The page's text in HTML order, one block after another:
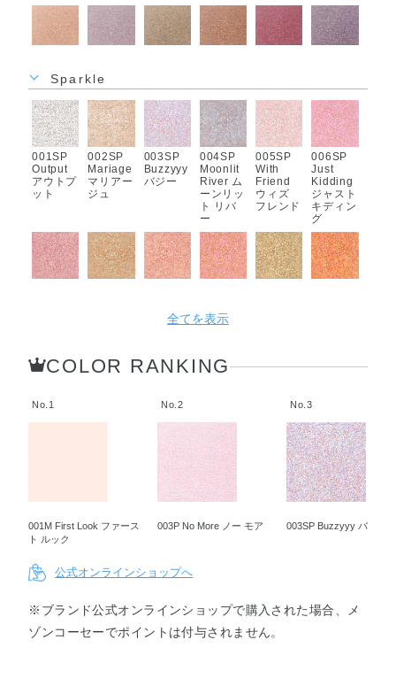
Laptop
ラップト
ップ
Shutter
Speed
シャッタ
ー スピ
ード
ー クォ
ーター
Serious
ノット
ソー シ
リアス
05 スタ
ジオ フ
ァイブ
Shoot ラ
スト シ
ュート
013P
ィロウ
ツリー
014P
ト
ウル フ
ード
016P 3-
6-2 スリ
ーシック
スツー
Sparkle
001SP
Output
アウトプ
ット
002SP
Mariage
マリアー
ジュ
003SP
Buzzyyy
バジー
004SP
Moonlit
River ム
ーンリッ
ト リバ
ー
005SP
With
Friend
ウィズ
フレンド
006SP
Just
Kidding
ジャスト
キディン
グ
ziii パパ
ラッチ
Bottle ポ
ップ ザ
013SP
014SP
015SP
Spontan
eous ス
ポンティ
ニアス
016SP
Dont Be
Shy ドン
ト ビー
シャイ
全てを表示
COLOR RANKING
No.1
001M First Look ファース
ト ルック
No.2
003P No More ノー モア
No.3
003SP Buzzyyy バジー
公式オンラインショップへ
※ブランド公式オンラインショップで購入された場合、メ
ゾンコーセーでポイントは付与されません。